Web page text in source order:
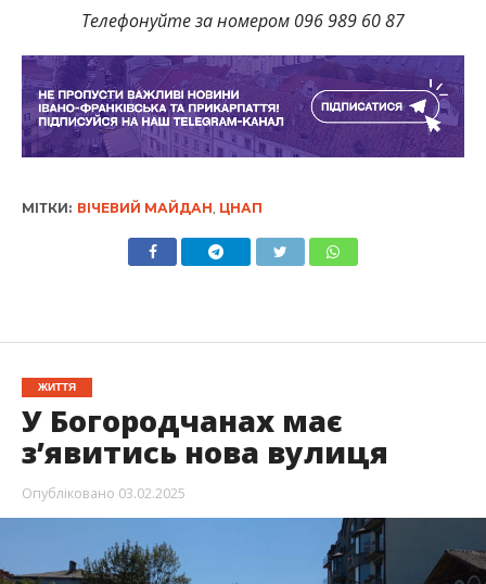
Телефонуйте за номером 096 989 60 87
МІТКИ: ВІЧЕВИЙ МАЙДАН ЦНАП
ЖИТТЯ
У Богородчанах має
з’явитись нова вулиця
Опубліковано 03.02.2025